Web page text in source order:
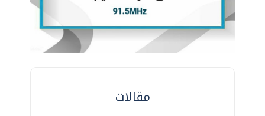
مقالات